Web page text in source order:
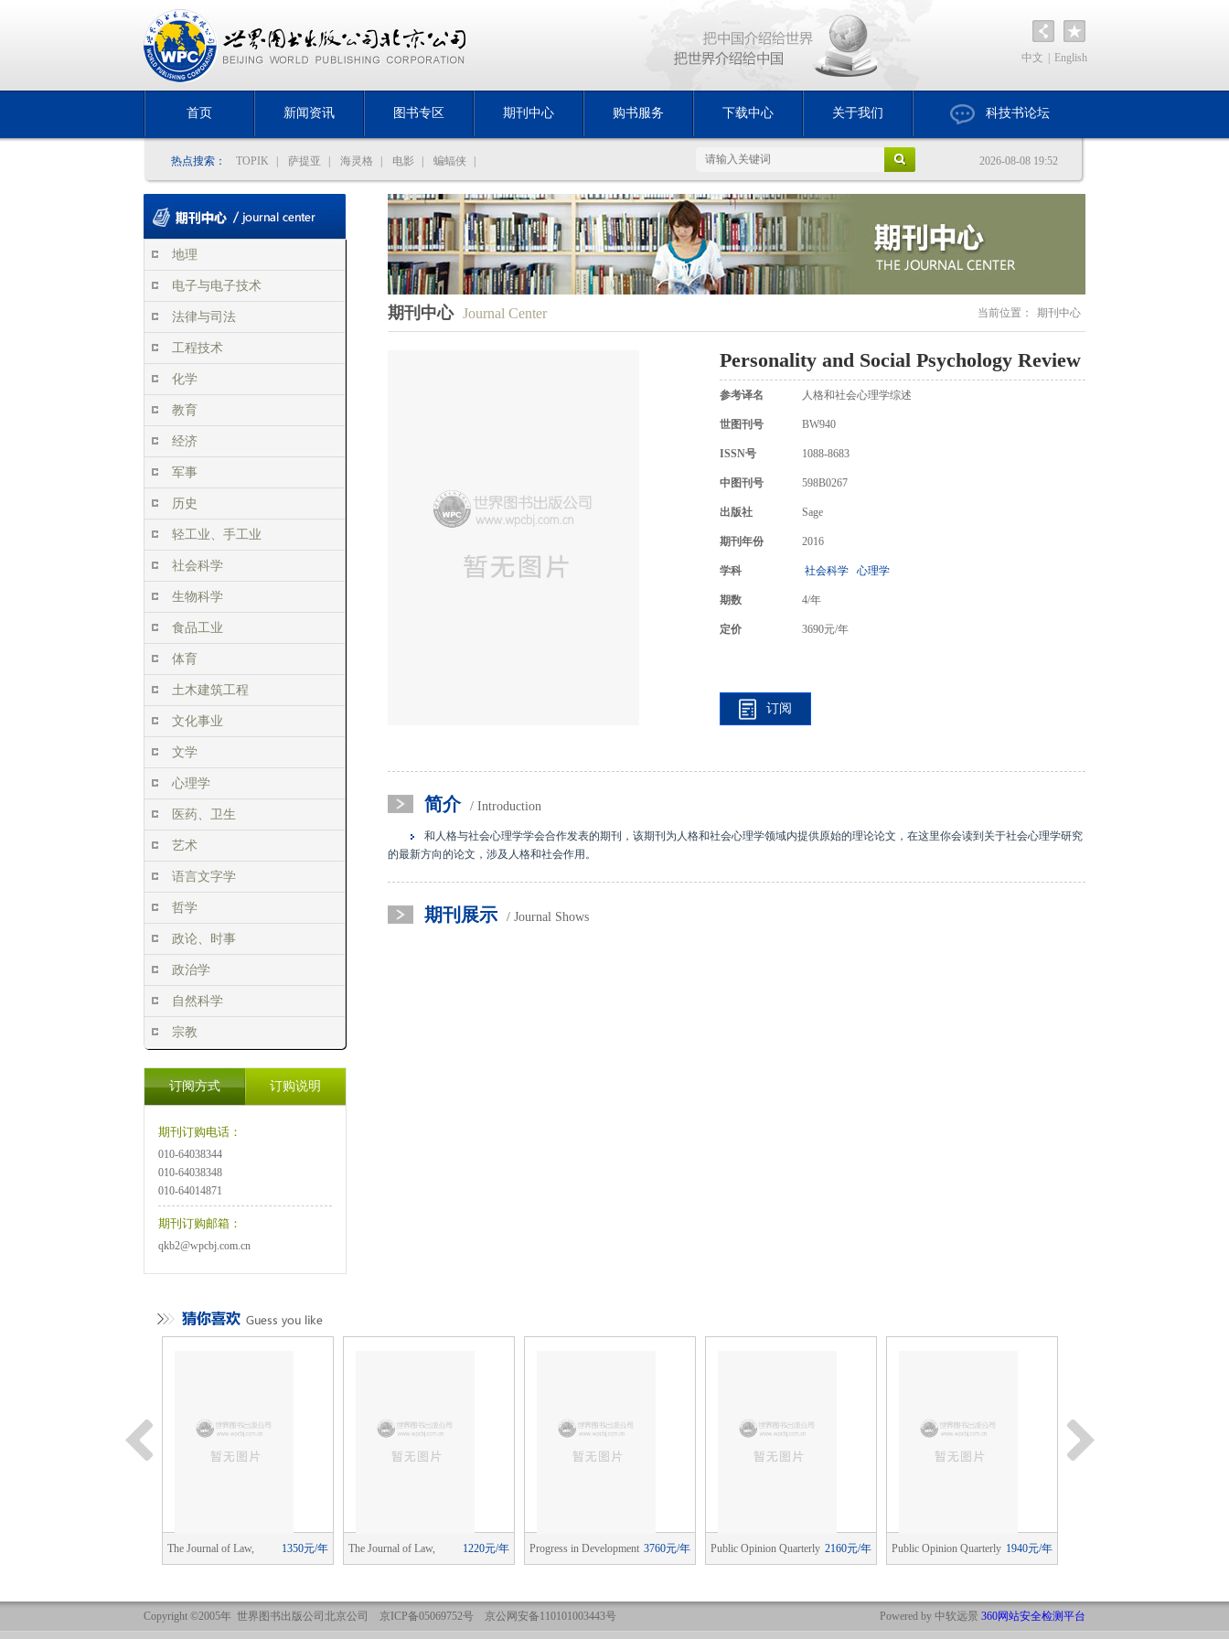
中文 English
首页 新闻资讯 图书专区 期刊中心 购书服务 下载中心 关于我们 科技书论坛
热点搜索： TOPIK 萨提亚 海灵格 电影 蝙蝠侠 2026-08-08 19:52
地理
电子与电子技术
法律与司法
工程技术
化学
教育
经济
军事
历史
轻工业、手工业
社会科学
生物科学
食品工业
体育
土木建筑工程
文化事业
文学
心理学
医药、卫生
艺术
语言文字学
哲学
政论、时事
政治学
自然科学
宗教
订阅方式 订购说明
期刊订购电话：
010-64038344
010-64038348
010-64014871
期刊订购邮箱：
qkb2@wpcbj.com.cn
期刊中心 Journal Center 当前位置： 期刊中心
Personality and Social Psychology Review
参考译名 人格和社会心理学综述
世图刊号 BW940
ISSN号 1088-8683
中图刊号 598B0267
出版社 Sage
期刊年份 2016
学科 社会科学 心理学
期数 4/年
定价 3690元/年
订阅
简介 / Introduction
和人格与社会心理学学会合作发表的期刊，该期刊为人格和社会心理学领域内提供原始的理论论文，在这里你会读到关于社会心理学研究
的最新方向的论文，涉及人格和社会作用。
期刊展示 / Journal Shows
1350元/年
The Journal of Law, 1220元/年
The Journal of Law, 3760元/年
Progress in Development 2160元/年
Public Opinion Quarterly 1940元/年
Public Opinion Quarterly
Copyright ©2005年 世界图书出版公司北京公司 京ICP备05069752号 京公网安备110101003443号 Powered by 中软远景 360网站安全检测平台